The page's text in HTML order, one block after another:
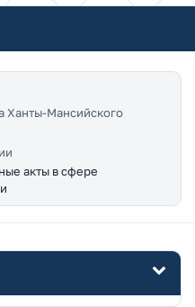
Ханты-Мансийского
акты в сфере